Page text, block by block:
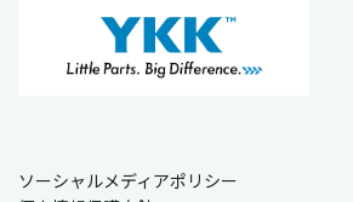
ソーシャルメディアポリシー